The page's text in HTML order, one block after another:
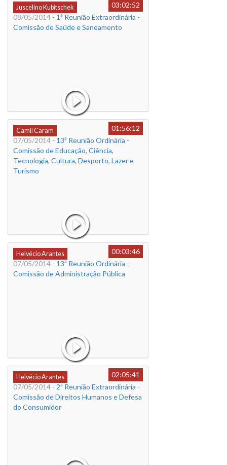
Juscelino Kubitschek
03:02:52
08/05/2014 - 1ª Reunião Extraordinária -
Comissão de Saúde e Saneamento
Camil Caram
01:56:12
07/05/2014 - 13ª Reunião Ordinária -
Comissão de Educação, Ciência,
Tecnologia, Cultura, Desporto, Lazer e
Turismo
Helvécio Arantes
00:03:46
07/05/2014 - 13ª Reunião Ordinária -
Comissão de Administração Pública
Helvécio Arantes
02:05:41
07/05/2014 - 2ª Reunião Extraordinária -
Comissão de Direitos Humanos e Defesa
do Consumidor